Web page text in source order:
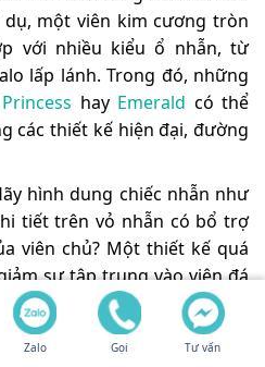
một viên kim cương tròn
với nhiều kiểu ổ nhẫn, từ
lấp lánh. Trong đó, những
Princess hay Emerald có thể
các thiết kế hiện đại, đường
hình dung chiếc nhẫn như
tiết trên vỏ nhẫn có bổ trợ
viên chủ? Một thiết kế quá
sự tập trung vào viên đá
nhẫn một cách toàn diện.
Zalo Gọi Tư vấn